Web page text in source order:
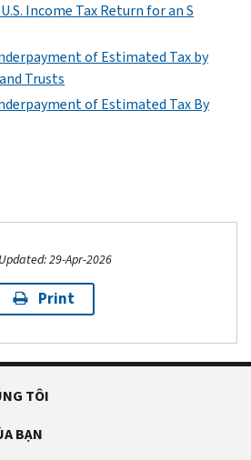
Income Tax Return for an S
of Estimated Tax by
Trusts
of Estimated Tax By
29-Apr-2026
Print
TÔI
BẠN